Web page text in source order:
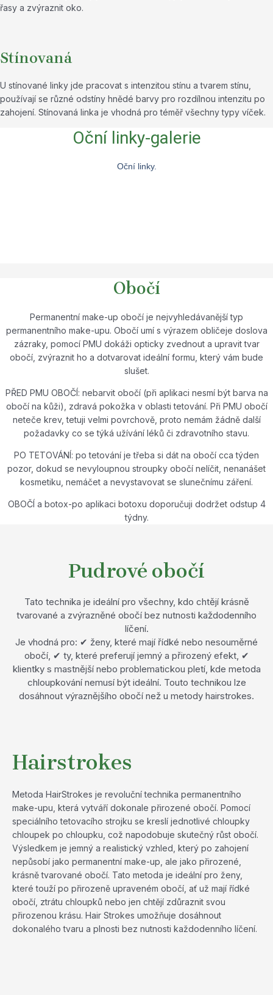
řasy a zvýraznit oko.
Stínovaná
U stínované linky jde pracovat s intenzitou stínu a tvarem stínu,
používají se různé odstíny hnědé barvy pro rozdílnou intenzitu po
zahojení. Stínovaná linka je vhodná pro téměř všechny typy víček.
Oční linky-galerie
Oční linky.
Obočí
Permanentní make-up obočí je nejvyhledávanější typ
permanentního make-upu. Obočí umí s výrazem obličeje doslova
zázraky, pomocí PMU dokáži opticky zvednout a upravit tvar
obočí, zvýraznit ho a dotvarovat ideální formu, který vám bude
slušet.
PŘED PMU OBOČÍ: nebarvit obočí (při aplikaci nesmí být barva na
obočí na kůži), zdravá pokožka v oblasti tetování. Při PMU obočí
neteče krev, tetuji velmi povrchově, proto nemám žádně další
požadavky co se týká užívání léků či zdravotního stavu.
PO TETOVÁNÍ: po tetování je třeba si dát na obočí cca týden
pozor, dokud se nevyloupnou stroupky obočí nelíčit, nenanášet
kosmetiku, nemáčet a nevystavovat se slunečnímu záření.
OBOČÍ a botox-po aplikaci botoxu doporučuji dodržet odstup 4
týdny.
Pudrové obočí
Tato technika je ideální pro všechny, kdo chtějí krásně
tvarované a zvýrazněné obočí bez nutnosti každodenního
líčení.
Je vhodná pro: ✔ ženy, které mají řídké nebo nesouměrné
obočí, ✔ ty, které preferují jemný a přirozený efekt, ✔
klientky s mastnější nebo problematickou pletí, kde metoda
chloupkování nemusí být ideální. Touto technikou lze
dosáhnout výraznějšího obočí než u metody hairstrokes.
Hairstrokes
Metoda HairStrokes je revoluční technika permanentního
make-upu, která vytváří dokonale přirozené obočí. Pomocí
speciálního tetovacího strojku se kreslí jednotlivé chloupky
chloupek po chloupku, což napodobuje skutečný růst obočí.
Výsledkem je jemný a realistický vzhled, který po zahojení
nepůsobí jako permanentní make-up, ale jako přirozené,
krásně tvarované obočí. Tato metoda je ideální pro ženy,
které touží po přirozeně upraveném obočí, ať už mají řídké
obočí, ztrátu chloupků nebo jen chtějí zdůraznit svou
přirozenou krásu. Hair Strokes umožňuje dosáhnout
dokonalého tvaru a plnosti bez nutnosti každodenního líčení.